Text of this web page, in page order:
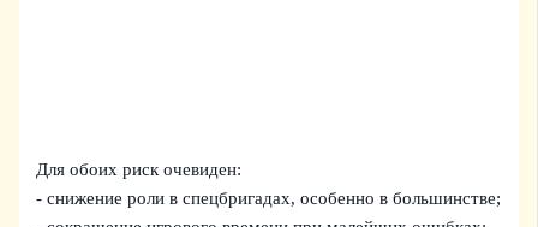
Для обоих риск очевиден:
- снижение роли в спецбригадах, особенно в большинстве;